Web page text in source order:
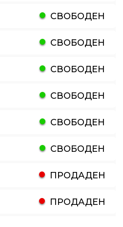
СВОБОДЕН
СВОБОДЕН
СВОБОДЕН
СВОБОДЕН
СВОБОДЕН
СВОБОДЕН
ПРОДАДЕН
ПРОДАДЕН